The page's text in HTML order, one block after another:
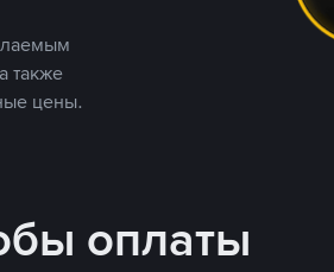
также
цены.
оплаты